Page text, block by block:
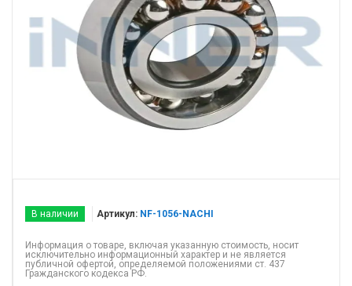
В наличии Артикул: NF-1056-NACHI
Информация о товаре, включая указанную стоимость, носит
исключительно информационный характер и не является
публичной офертой, определяемой положениями ст. 437
Гражданского кодекса РФ.